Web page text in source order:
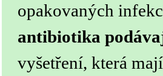
opakovaných
antibiotika
vyšetření, která